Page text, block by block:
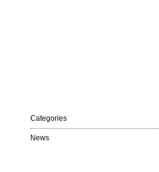
Categories
News